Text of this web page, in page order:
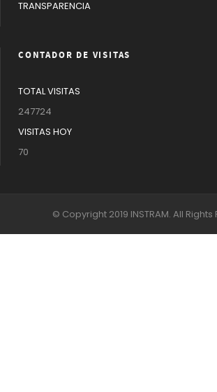
TRANSPARENCIA
CONTADOR DE VISITAS
TOTAL VISITAS
247724
VISITAS HOY
70
© Copyright 2019 INSTRAM. All